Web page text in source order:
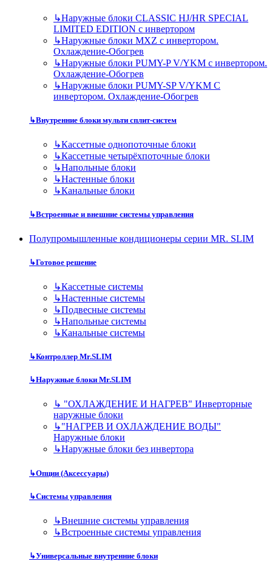
↳Наружные блоки CLASSIC HJ/HR SPECIAL
LIMITED EDITION с инвертором
↳Наружные блоки MXZ с инвертором.
Охлаждение-Обогрев
↳Наружные блоки PUMY-P V/YKM с инвертором.
Охлаждение-Обогрев
↳Наружные блоки PUMY-SP V/YKM С
инвертором. Охлаждение-Обогрев
↳Внутренние блоки мульти сплит-систем
↳Кассетные однопоточные блоки
↳Кассетные четырёхпоточные блоки
↳Напольные блоки
↳Настенные блоки
↳Канальные блоки
↳Встроенные и внешние системы управления
Полупромышленные кондиционеры серии MR. SLIM
↳Готовое решение
↳Кассетные системы
↳Настенные системы
↳Подвесные системы
↳Напольные системы
↳Канальные системы
↳Контроллер Mr.SLIM
↳Наружные блоки Mr.SLIM
↳ "ОХЛАЖДЕНИЕ И НАГРЕВ" Инверторные
наружные блоки
↳"НАГРЕВ И ОХЛАЖДЕНИЕ ВОДЫ"
Наружные блоки
↳Наружные блоки без инвертора
↳Опции (Аксессуары)
↳Системы управления
↳Внешние системы управления
↳Встроенные системы управления
↳Универсальные внутренние блоки